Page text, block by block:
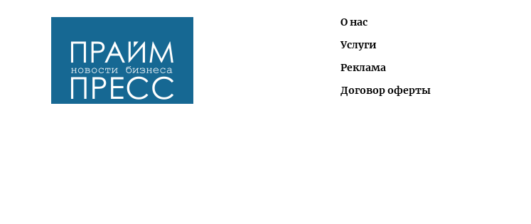
О нас
Услуги
Реклама
Договор оферты